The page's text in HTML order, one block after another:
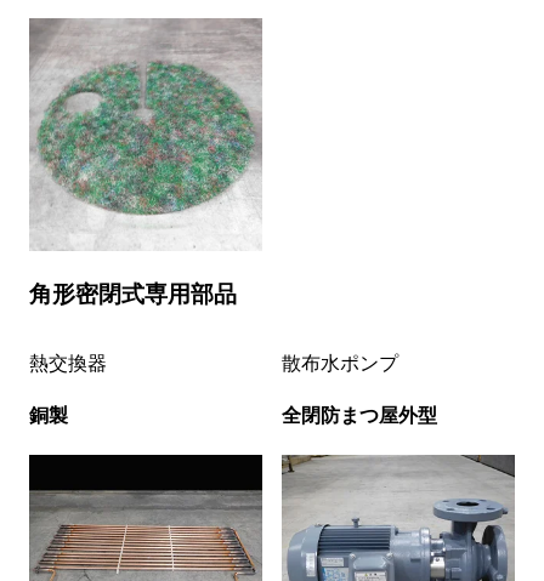
角形密閉式専用部品
熱交換器
銅製
散布水ポンプ
全閉防まつ屋外型